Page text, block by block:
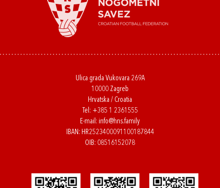
Ulica grada Vukovara 269A
10000 Zagreb
Hrvatska / Croatia
Tel: +385 1 2361555
E-mail: info@hns.family
IBAN: HR2523400091100187844
OIB: 08516152078